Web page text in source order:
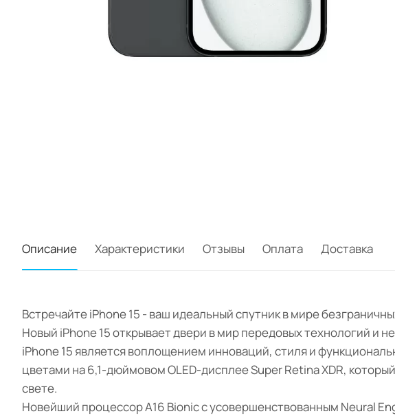
Описание Характеристики Отзывы Оплата Доставка
Встречайте iPhone 15 - ваш идеальный спутник в мире
Новый iPhone 15 открывает двери в мир передовых технологий и
iPhone 15 является воплощением инноваций, стиля и
цветами на 6,1-дюймовом OLED-дисплее Super Retina XDR,
свете.
Новейший процессор A16 Bionic с усовершенствованным Neural